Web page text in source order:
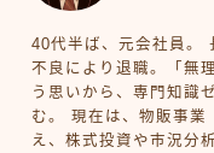
40代半ば、元会社員。
不良により退職。「無
う思いから、専門知識
む。 現在は、物販事業
え、株式投資や市況分